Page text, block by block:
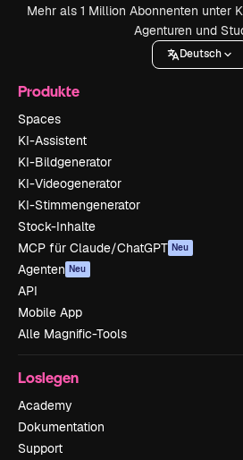
Mehr als 1 Million Abonnenten unter
Agenturen und
Deutsch
Produkte
Spaces
KI-Assistent
KI-Bildgenerator
KI-Videogenerator
KI-Stimmengenerator
Stock-Inhalte
MCP für Claude/ChatGPT Neu
Agenten Neu
API
Mobile App
Alle Magnific-Tools
Loslegen
Academy
Dokumentation
Support